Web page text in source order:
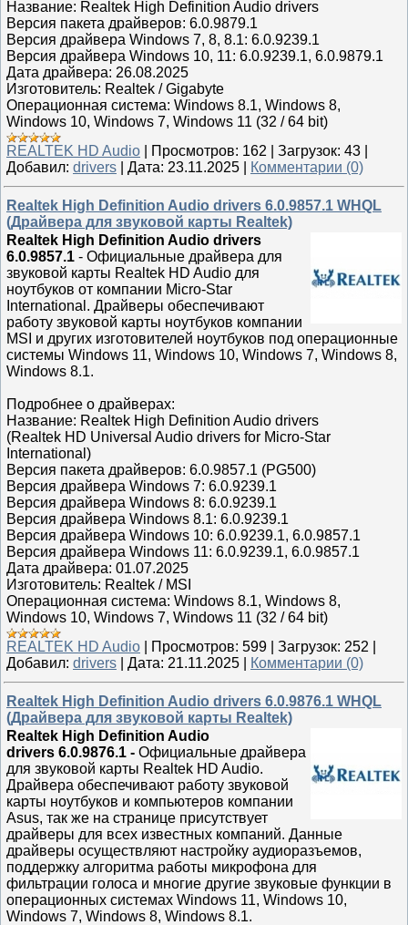
Название: Realtek High Definition Audio drivers
Версия пакета драйверов: 6.0.9879.1
Версия драйвера Windows 7, 8, 8.1: 6.0.9239.1
Версия драйвера Windows 10, 11: 6.0.9239.1, 6.0.9879.1
Дата драйвера: 26.08.2025
Изготовитель: Realtek / Gigabyte
Операционная система: Windows 8.1, Windows 8,
Windows 10, Windows 7, Windows 11 (32 / 64 bit)
REALTEK HD Audio
Просмотров: 162 Загрузок: 43
Добавил: drivers Дата: 23.11.2025 Комментарии (0)
Realtek High Definition Audio drivers 6.0.9857.1 WHQL
(Драйвера для звуковой карты Realtek)
Realtek High Definition Audio drivers
6.0.9857.1 - Официальные драйвера для
звуковой карты Realtek HD Audio для
ноутбуков от компании Micro-Star
International. Драйверы обеспечивают
работу звуковой карты ноутбуков компании
MSI и других изготовителей ноутбуков под операционные
системы Windows 11, Windows 10, Windows 7, Windows 8,
Windows 8.1.
Подробнее о драйверах:
Название: Realtek High Definition Audio drivers
(Realtek HD Universal Audio drivers for Micro-Star
International)
Версия пакета драйверов: 6.0.9857.1 (PG500)
Версия драйвера Windows 7: 6.0.9239.1
Версия драйвера Windows 8: 6.0.9239.1
Версия драйвера Windows 8.1: 6.0.9239.1
Версия драйвера Windows 10: 6.0.9239.1, 6.0.9857.1
Версия драйвера Windows 11: 6.0.9239.1, 6.0.9857.1
Дата драйвера: 01.07.2025
Изготовитель: Realtek / MSI
Операционная система: Windows 8.1, Windows 8,
Windows 10, Windows 7, Windows 11 (32 / 64 bit)
REALTEK HD Audio
Просмотров: 599 Загрузок: 252
Добавил: drivers Дата: 21.11.2025 Комментарии (0)
Realtek High Definition Audio drivers 6.0.9876.1 WHQL
(Драйвера для звуковой карты Realtek)
Realtek High Definition Audio
drivers 6.0.9876.1 - Официальные драйвера
для звуковой карты Realtek HD Audio.
Драйвера обеспечивают работу звуковой
карты ноутбуков и компьютеров компании
Asus, так же на странице присутствует
драйверы для всех известных компаний. Данные
драйверы осуществляют настройку аудиоразъемов,
поддержку алгоритма работы микрофона для
фильтрации голоса и многие другие звуковые функции в
операционных системах Windows 11, Windows 10,
Windows 7, Windows 8, Windows 8.1.